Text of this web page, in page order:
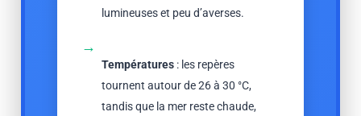
lumineuses et peu d’averses.
→
Températures : les repères
tournent autour de 26 à 30 °C,
tandis que la mer reste chaude,